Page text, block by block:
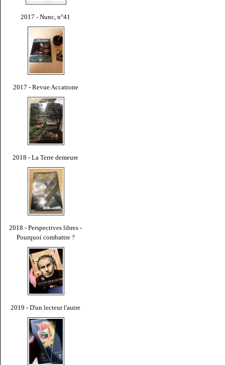
2017 - Nunc, n°41
2017 - Revue Accattone
2018 - La Terre demeure
2018 - Perspectives libres -
Pourquoi combattre ?
2019 - D'un lecteur l'autre